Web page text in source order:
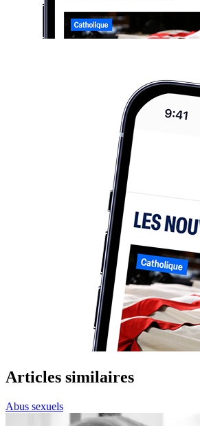
Articles similaires
Abus sexuels